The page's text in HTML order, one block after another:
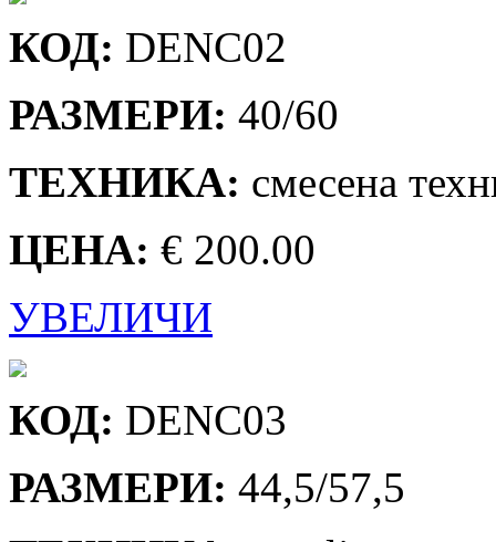
КОД: DENC02
РАЗМЕРИ: 40/60
ТЕХНИКА: смесена
ЦЕНА: € 200.00
УВЕЛИЧИ
КОД: DENC03
РАЗМЕРИ: 44,5/57,5